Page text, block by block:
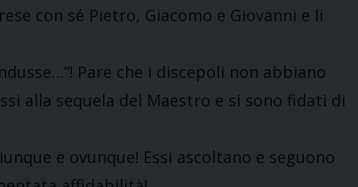
con sé Pietro, Giacomo e Giovanni e li
Pare che i discepoli non abbiano
alla sequela del Maestro e si sono fidati di
e ovunque! Essi ascoltano e seguono